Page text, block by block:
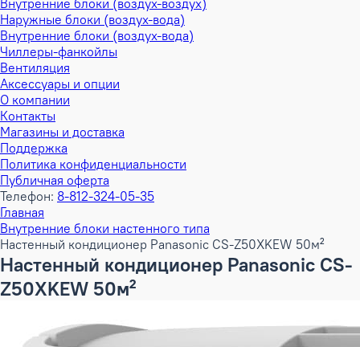
Внутренние блоки (воздух-воздух)
Наружные блоки (воздух-вода)
Внутренние блоки (воздух-вода)
Чиллеры-фанкойлы
Вентиляция
Аксессуары и опции
О компании
Контакты
Магазины и доставка
Поддержка
Политика конфиденциальности
Публичная оферта
Телефон: 8-812-324-05-35
Главная
Внутренние блоки настенного типа
Настенный кондиционер Panasonic CS-Z50XKEW 50м²
Настенный кондиционер Panasonic CS-
Z50XKEW 50м²